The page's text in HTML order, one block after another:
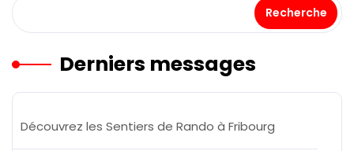
Recherche
Derniers messages
Découvrez les Sentiers de Rando à Fribourg